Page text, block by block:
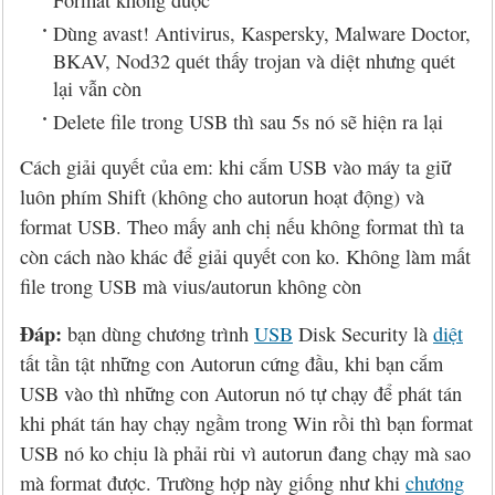
Dùng avast! Antivirus, Kaspersky, Malware Doctor,
BKAV, Nod32 quét thấy trojan và diệt nhưng quét
lại vẫn còn
Delete file trong USB thì sau 5s nó sẽ hiện ra lại
Cách giải quyết của em: khi cắm USB vào máy ta giữ
luôn phím Shift (không cho autorun hoạt động) và
format USB. Theo mấy anh chị nếu không format thì ta
còn cách nào khác để giải quyết con ko. Không làm mất
file trong USB mà vius/autorun không còn
Đáp: bạn dùng chương trình USB Disk Security là diệt
tất tần tật những con Autorun cứng đầu, khi bạn cắm
USB vào thì những con Autorun nó tự chạy để phát tán
khi phát tán hay chạy ngầm trong Win rồi thì bạn format
USB nó ko chịu là phải rùi vì autorun đang chạy mà sao
mà format được. Trường hợp này giống như khi chương